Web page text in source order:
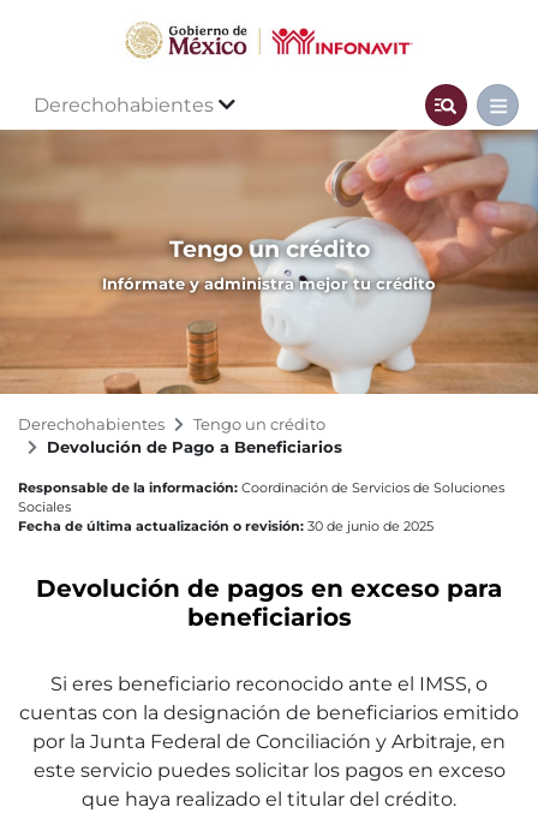
Derechohabientes
Tengo un crédito
Infórmate y administra mejor tu crédito
Derechohabientes
Tengo un crédito
Devolución de Pago a Beneficiarios
Responsable de la información: Coordinación de Servicios de Soluciones
Sociales
Fecha de última actualización o revisión: 30 de junio de 2025
Devolución de pagos en exceso para
beneficiarios
Si eres beneficiario reconocido ante el IMSS, o
cuentas con la designación de beneficiarios emitido
por la Junta Federal de Conciliación y Arbitraje, en
este servicio puedes solicitar los pagos en exceso
que haya realizado el titular del crédito.